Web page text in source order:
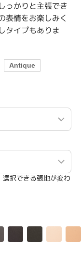
っかりと主張でき
表情をお楽しみく
タイプもありま
Antique
択できる張地が変わ